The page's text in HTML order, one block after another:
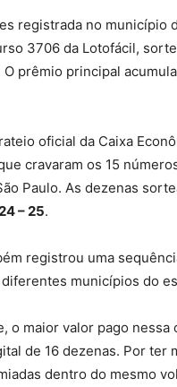
registrada no município
3706 da Lotofácil,
O prêmio principal
oficial da Caixa
cravaram os 15
Paulo. As dezenas
– 25.
registrou uma
municípios do
o maior valor pago
de 16 dezenas. Por
dentro do mesmo